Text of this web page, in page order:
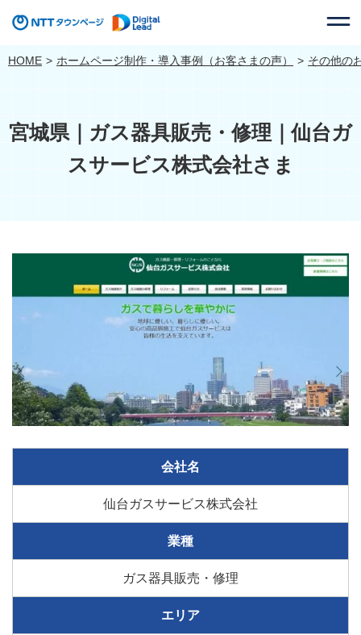
HOME ホームページ制作・導入事例（お客さまの声） その他の
宮城県｜ガス器具販売・修理｜仙台ガ
スサービス株式会社さま
会社名
仙台ガスサービス株式会社
業種
ガス器具販売・修理
エリア